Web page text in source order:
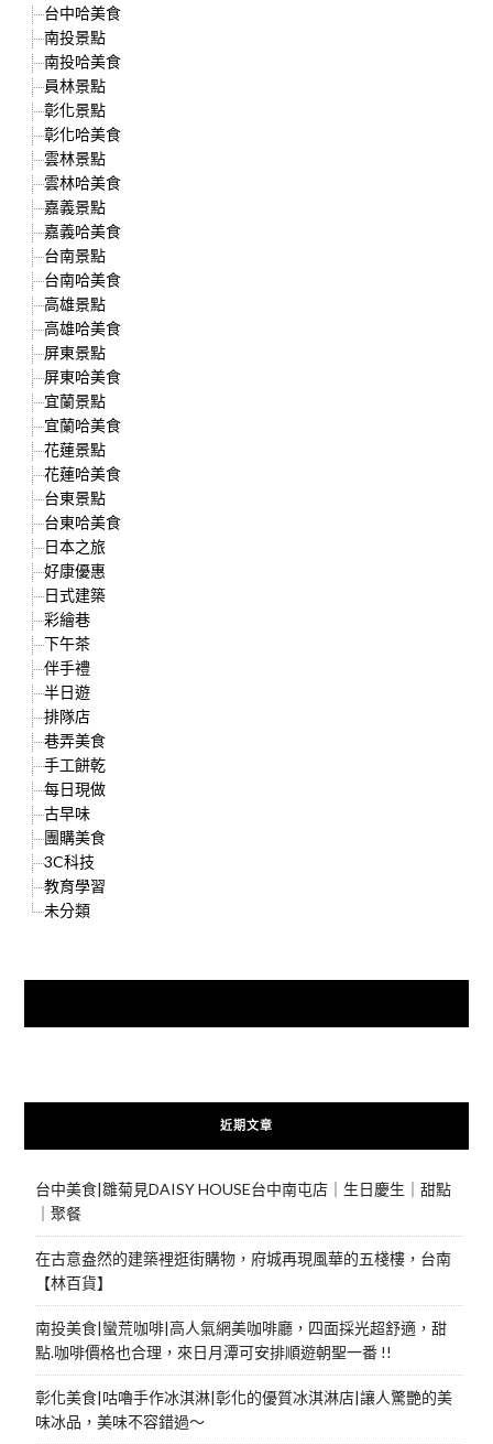
台中哈美食
南投景點
南投哈美食
員林景點
彰化景點
彰化哈美食
雲林景點
雲林哈美食
嘉義景點
嘉義哈美食
台南景點
台南哈美食
高雄景點
高雄哈美食
屏東景點
屏東哈美食
宜蘭景點
宜蘭哈美食
花蓮景點
花蓮哈美食
台東景點
台東哈美食
日本之旅
好康優惠
日式建築
彩繪巷
下午茶
伴手禮
半日遊
排隊店
巷弄美食
手工餅乾
每日現做
古早味
團購美食
3C科技
教育學習
未分類
近期文章
台中美食|雛菊見DAISY HOUSE台中南屯店｜生日慶生｜甜點
｜聚餐
在古意盎然的建築裡逛街購物，府城再現風華的五棧樓，台南
【林百貨】
南投美食|蠻荒咖啡|高人氣網美咖啡廳，四面採光超舒適，甜
點.咖啡價格也合理，來日月潭可安排順遊朝聖一番 !!
彰化美食|咕嚕手作冰淇淋|彰化的優質冰淇淋店|讓人驚艷的美
味冰品，美味不容錯過～